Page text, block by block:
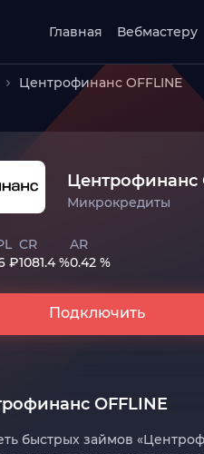
Главная Вебмастеру
Центрофинанс OFFLINE
Центрофинанс
Микрокредиты
₽
CR
1081.4 %
AR
0.42 %
Подключить
OFFLINE
быстрых займов